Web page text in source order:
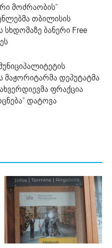
მოძრაობის”
თბილისის
ბანერი Free
მაჟორიტარმა დეპუტატმა
ფრაქცია
დატოვა